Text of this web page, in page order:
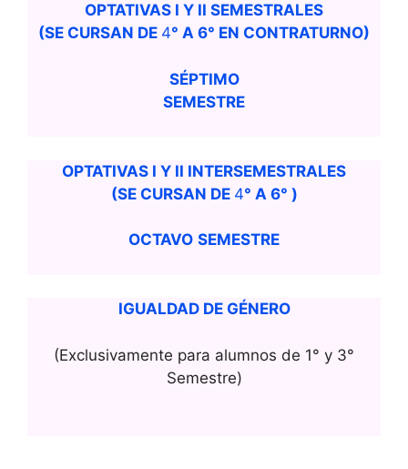
OPTATIVAS I Y II SEMESTRALES
(SE CURSAN DE 4° A 6° EN CONTRATURNO)
SÉPTIMO
SEMESTRE
OPTATIVAS I Y II INTERSEMESTRALES
(SE CURSAN DE 4° A 6° )
OCTAVO SEMESTRE
IGUALDAD DE GÉNERO
(Exclusivamente para alumnos de 1° y 3°
Semestre)